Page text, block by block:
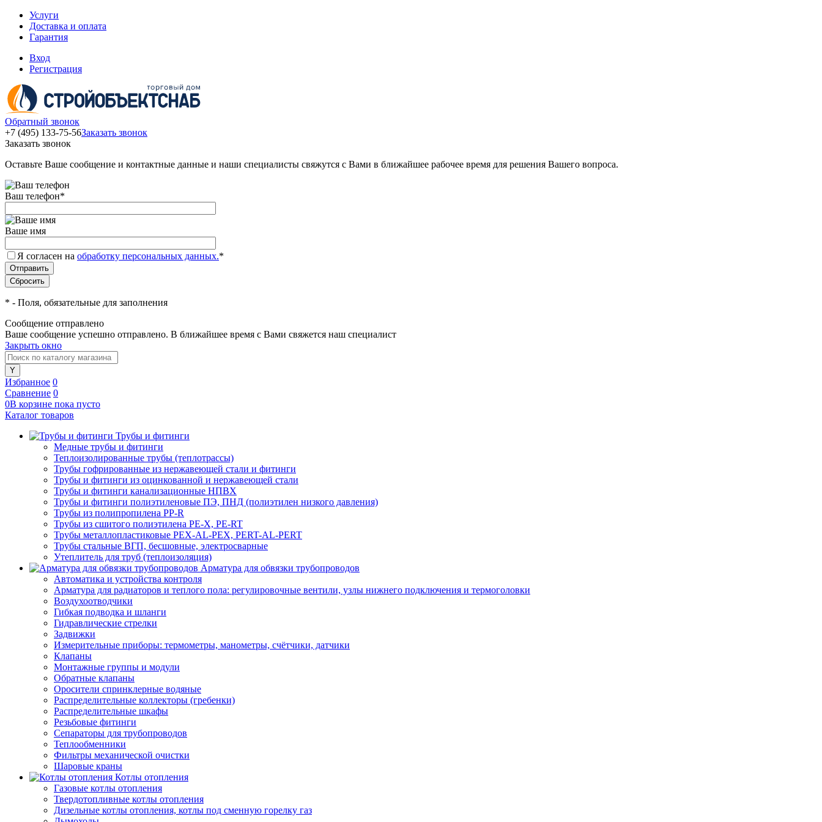
Услуги
Доставка и оплата
Гарантия
Вход
Регистрация
Обратный звонок
+7 (495) 133-75-56Заказать звонок
Заказать звонок
Оставьте Ваше сообщение и контактные данные и наши специалисты свяжутся с Вами в ближайшее рабочее время для решения Вашего вопроса.
Ваш телефон*
Ваше имя
Я согласен на обработку персональных данных.*
* - Поля, обязательные для заполнения
Сообщение отправлено
Ваше сообщение успешно отправлено. В ближайшее время с Вами свяжется наш специалист
Закрыть окно
Избранное 0
Сравнение 0
0В корзине пока пусто
Каталог товаров
Трубы и фитинги
Медные трубы и фитинги
Теплоизолированные трубы (теплотрассы)
Трубы гофрированные из нержавеющей стали и фитинги
Трубы и фитинги из оцинкованной и нержавеющей стали
Трубы и фитинги канализационные НПВХ
Трубы и фитинги полиэтиленовые ПЭ, ПНД (полиэтилен низкого давления)
Трубы из полипропилена PP-R
Трубы из сшитого полиэтилена PE-X, PE-RT
Трубы металлопластиковые PEX-AL-PEX, PERT-AL-PERT
Трубы стальные ВГП, бесшовные, электросварные
Утеплитель для труб (теплоизоляция)
Арматура для обвязки трубопроводов
Автоматика и устройства контроля
Арматура для радиаторов и теплого пола: регулировочные вентили, узлы нижнего подключения и термоголовки
Воздухоотводчики
Гибкая подводка и шланги
Гидравлические стрелки
Задвижки
Измерительные приборы: термометры, манометры, счётчики, датчики
Клапаны
Монтажные группы и модули
Обратные клапаны
Оросители спринклерные водяные
Распределительные коллекторы (гребенки)
Распределительные шкафы
Резьбовые фитинги
Сепараторы для трубопроводов
Теплообменники
Фильтры механической очистки
Шаровые краны
Котлы отопления
Газовые котлы отопления
Твердотопливные котлы отопления
Дизельные котлы отопления, котлы под сменную горелку газ